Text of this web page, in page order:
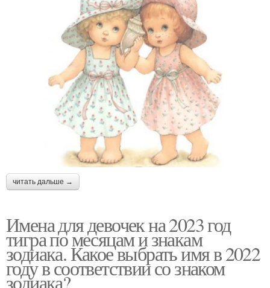
читать дальше →
Имена для девочек на 2023 год
тигра по месяцам и знакам
зодиака. Какое выбрать имя в 2022
году в соответствии со знаком
зодиака?